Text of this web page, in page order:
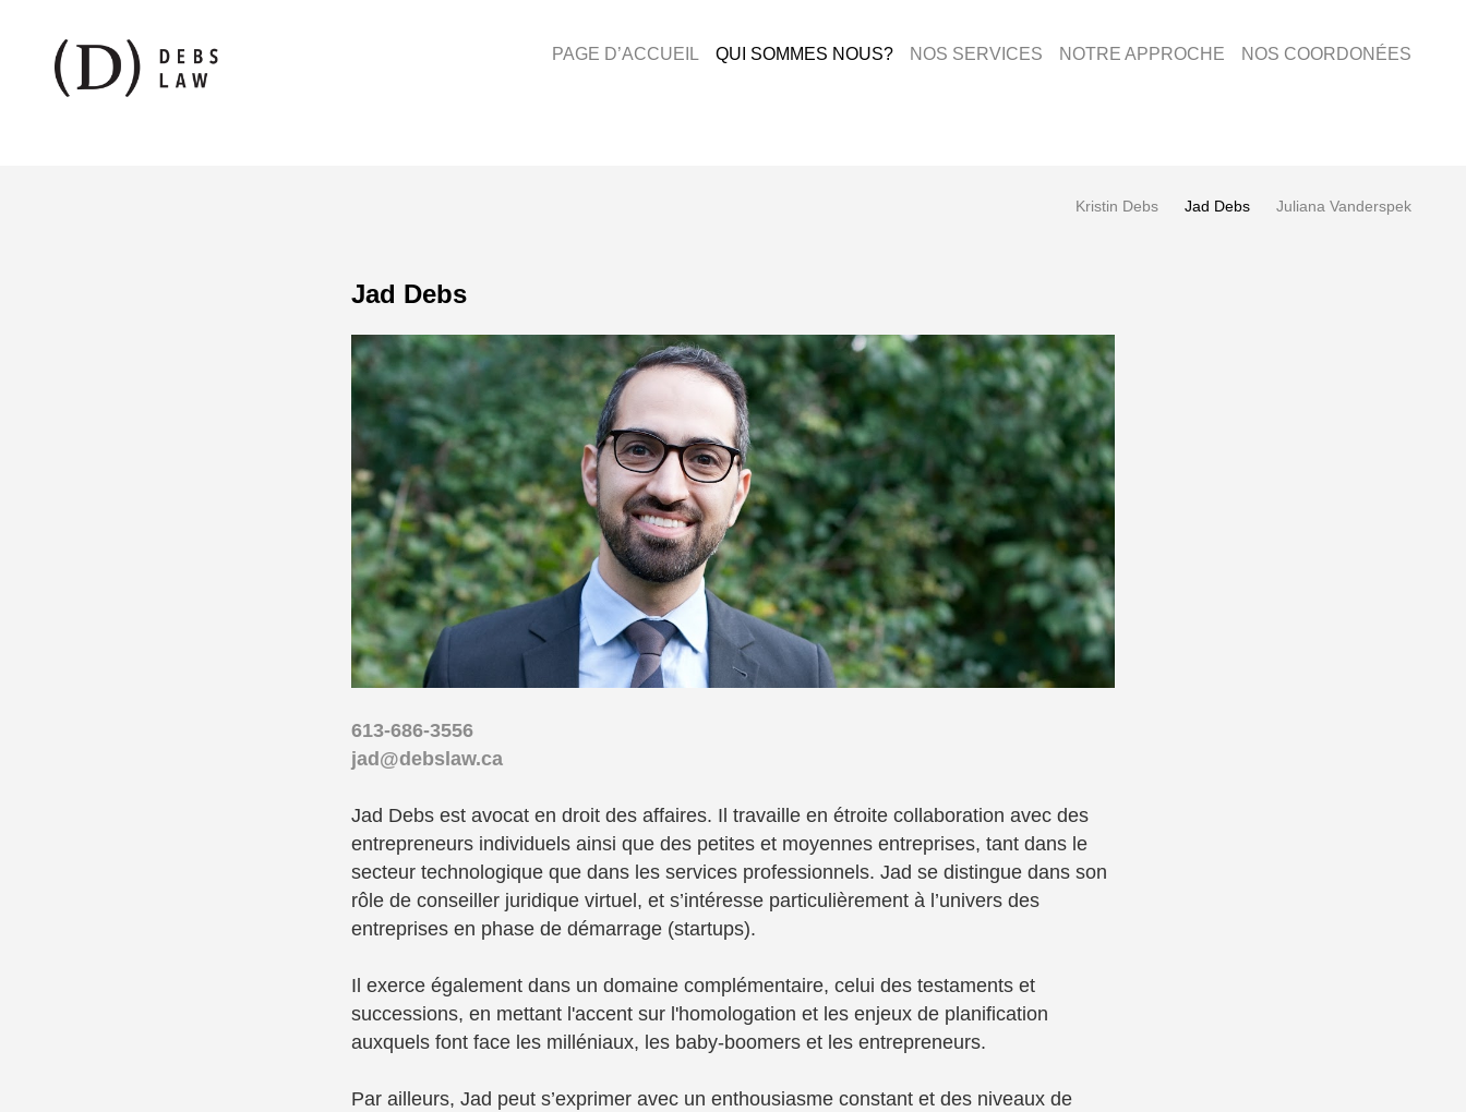
PAGE D’ACCUEIL QUI SOMMES NOUS? NOS SERVICES NOTRE APPROCHE NOS COORDONÉES
Kristin Debs Jad Debs Juliana Vanderspek
Jad Debs
613-686-3556
jad@debslaw.ca
Jad Debs est avocat en droit des affaires. Il travaille en étroite collaboration avec des
entrepreneurs individuels ainsi que des petites et moyennes entreprises, tant dans le
secteur technologique que dans les services professionnels. Jad se distingue dans son
rôle de conseiller juridique virtuel, et s’intéresse particulièrement à l’univers des
entreprises en phase de démarrage (startups).
Il exerce également dans un domaine complémentaire, celui des testaments et
successions, en mettant l'accent sur l'homologation et les enjeux de planification
auxquels font face les milléniaux, les baby-boomers et les entrepreneurs.
Par ailleurs, Jad peut s’exprimer avec un enthousiasme constant et des niveaux de